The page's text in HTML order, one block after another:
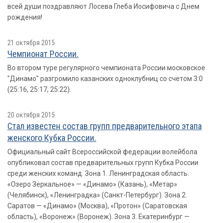
всей души поздравляют Лосева Глеба Иосифовича с Днем
рождения!
21 октября 2015
Чемпионат России.
Во втором туре регулярного чемпионата России московское
"Динамо" разгромило казанских одноклубниц со счетом 3:0
(25:16, 25:17, 25:22).
20 октября 2015
Стал известен состав групп предварительного этапа
женского Кубка России.
Официальный сайт Всероссийской федерации волейбола
опубликовал состав предварительных групп Кубка России
среди женских команд. Зона 1. Ленинградская область.
«Озеро Зеркальное» — «Динамо» (Казань), «Метар»
(Челябинск), «Ленинградка» (Санкт-Петербург). Зона 2.
Саратов — «Динамо» (Москва), «Протон» (Саратовская
область), «Воронеж» (Воронеж). Зона 3. Екатеринбург —